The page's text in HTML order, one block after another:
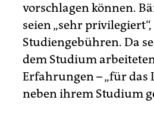
vorschlagen können.
seien „sehr
Studiengebühren. Da
dem Studium
Erfahrungen – „für das
neben ihrem Studium